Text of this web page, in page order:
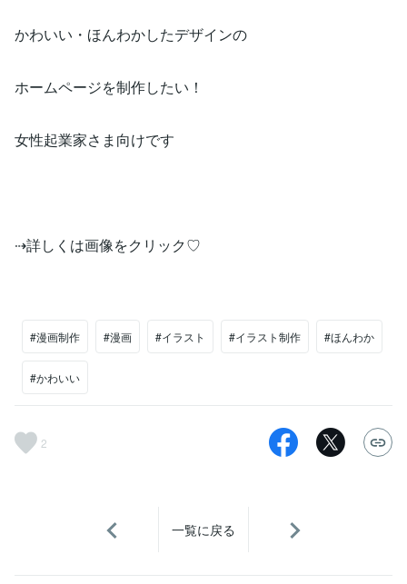
かわいい・ほんわかしたデザインの
ホームページを制作したい！
女性起業家さま向けです
⇢詳しくは画像をクリック♡
#漫画制作 #漫画 #イラスト #イラスト制作 #ほんわか
#かわいい
2
一覧に戻る